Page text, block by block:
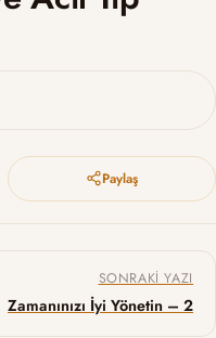
Paylaş
SONRAKI YAZI
Zamanınızı İyi Yönetin – 2